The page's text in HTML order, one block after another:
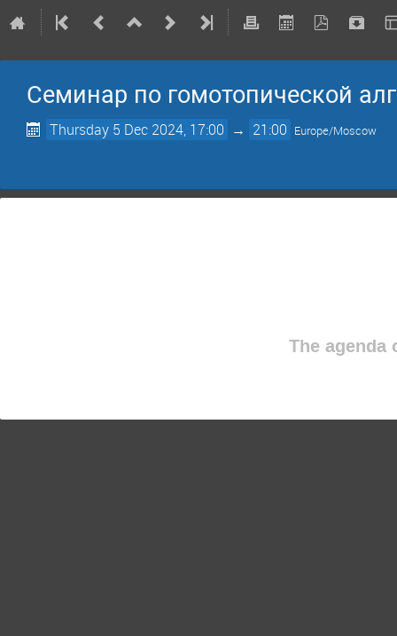
Семинар по гомотопической
Thursday 5 Dec 2024, 17:00 → 21:00 Europe/Moscow
The